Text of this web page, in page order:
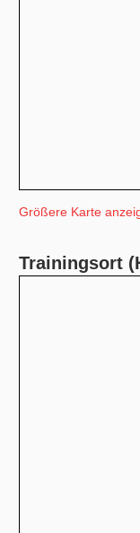
Größere Karte
Trainingsort